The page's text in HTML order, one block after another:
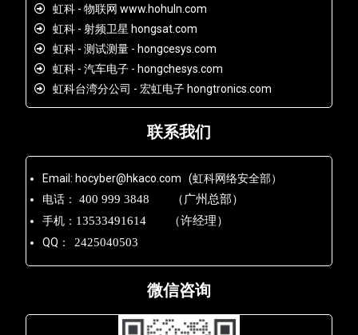
虹科 - 物联网 www.hohuln.com
虹科 - 射频卫星 hongsat.com
虹科 - 测试测量 - hongcesys.com
虹科 - 汽车电子 - hongchesys.com
虹科台湾分公司 - 宏虹电子 hongtronics.com
联系我们
Email: hocyber@hkaco.com (虹科网络安全部）
电话：
400 999 3848 （广州总部）
手机： 13533491614 （许经理）
QQ： 2425040503
微信咨询